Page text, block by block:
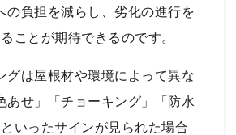
の負担を減らし、劣化の進行を
ことが期待できるのです。
グは屋根材や環境によって異な
あせ」「チョーキング」「防水
いったサインが見られた場合